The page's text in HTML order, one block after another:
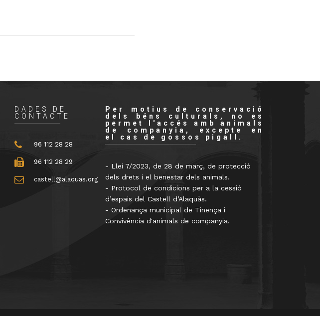
DADES DE
CONTACTE
96 112 28 28
96 112 28 29
castell@alaquas.org
Per motius de conservació
dels béns culturals, no es
permet l'accés amb animals
de companyia, excepte en
el cas de gossos pigall.
- Llei 7/2023, de 28 de març, de protecció
dels drets i el benestar dels animals.
- Protocol de condicions per a la cessió
d’espais del Castell d’Alaquàs.
- Ordenança municipal de Tinença i
Convivència d'animals de companyia.